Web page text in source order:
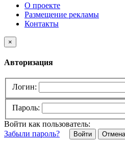
О проекте
Размещение рекламы
Контакты
×
Авторизация
Логин:
Пароль:
Войти как пользователь:
Забыли пароль?
Отмена